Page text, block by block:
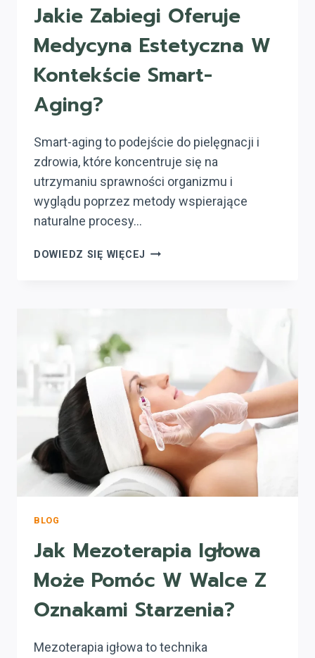
Jakie Zabiegi Oferuje
Medycyna Estetyczna W
Kontekście Smart-
Aging?
Smart-aging to podejście do pielęgnacji i
zdrowia, które koncentruje się na
utrzymaniu sprawności organizmu i
wyglądu poprzez metody wspierające
naturalne procesy…
DOWIEDZ SIĘ WIĘCEJ JAKIE
AGING?
BLOG
Jak Mezoterapia Igłowa
Może Pomóc W Walce Z
Oznakami Starzenia?
Mezoterapia igłowa to technika